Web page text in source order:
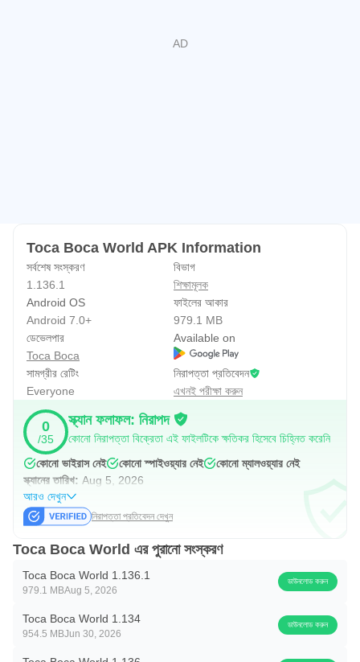
Toca Boca World APK Information
সর্বশেষ সংস্করণ
1.136.1
বিভাগ
শিক্ষামূলক
Android OS
Android 7.0+
ফাইলের আকার
979.1 MB
ডেভেলপার
Toca Boca
Available on
সামগ্রীর রেটিং
Everyone
নিরাপত্তা প্রতিবেদন
এখনই পরীক্ষা করুন
0
/35
স্ক্যান ফলাফল: নিরাপদ
কোনো নিরাপত্তা বিক্রেতা এই ফাইলটিকে ক্ষতিকর হিসেবে চিহ্নিত করেনি
কোনো ভাইরাস নেই
কোনো স্পাইওয়্যার নেই
কোনো ম্যালওয়্যার নেই
স্ক্যানের তারিখ: Aug 5, 2026
আরও দেখুন
নিরাপত্তা প্রতিবেদন দেখুন
Toca Boca World এর পুরানো সংস্করণ
Toca Boca World 1.136.1
979.1 MBAug 5, 2026
ডাউনলোড করুন
Toca Boca World 1.134
954.5 MBJun 30, 2026
ডাউনলোড করুন